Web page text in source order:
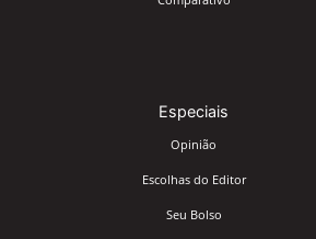
Especiais
Opinião
Escolhas do Editor
Seu Bolso